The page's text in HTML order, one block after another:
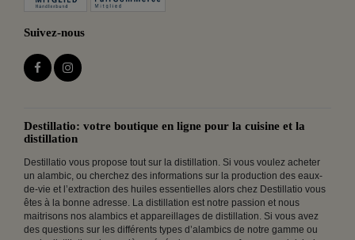
Suivez-nous
Destillatio: votre boutique en ligne pour la cuisine et la
distillation
Destillatio vous propose tout sur la distillation. Si vous voulez acheter
un alambic, ou cherchez des informations sur la production des eaux-
de-vie et l’extraction des huiles essentielles alors chez Destillatio vous
êtes à la bonne adresse. La distillation est notre passion et nous
maitrisons nos alambics et appareillages de distillation. Si vous avez
des questions sur les différents types d’alambics de notre gamme ou